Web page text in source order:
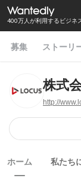
400万人が利用するビジネ
募集 ストーリ
株式
http://
ホーム 私たち